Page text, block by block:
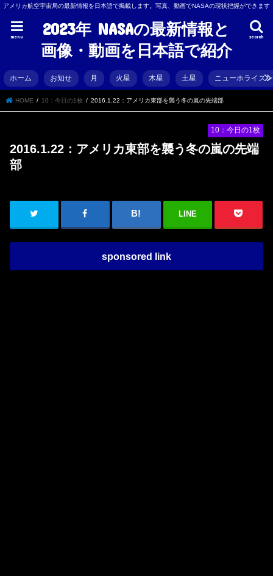
アメリカ航空宇宙局の最新情報を日本語で掲載します。写真、動画でNASAの現状把握ができます
2023年 NASAの最新情報と
画像・動画を日本語で紹介
search
menu
ホーム お知せ 月 火星 木星 土星 ニューホライズ
HOME 10：今日の1枚 2016.1.22：アメリカ東部を襲う冬の嵐の先端部
10：今日の1枚
2016.1.22：アメリカ東部を襲う冬の嵐の先端
部
LINE
sponsored link